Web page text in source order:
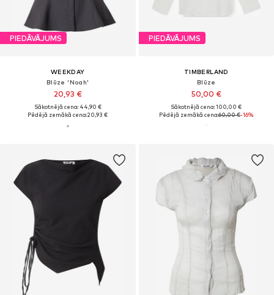
PIEDĀVĀJUMS
WEEKDAY
Blūze 'Noah'
20,93 €
Sākotnējā cena: 44,90 €
Pēdējā zemākā cena:20,93 €
PIEDĀVĀJUMS
TIMBERLAND
Blūze
50,00 €
Sākotnējā cena: 100,00 €
Pēdējā zemākā cena:60,00 €-16%